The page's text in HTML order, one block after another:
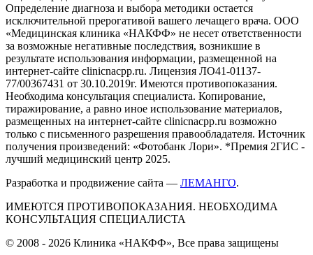
Определение диагноза и выбора методики остается
исключительной прерогативой вашего лечащего врача. ООО
«Медицинская клиника «НАКФФ» не несет ответственности
за возможные негативные последствия, возникшие в
результате использования информации, размещенной на
интернет-сайте clinicnacpp.ru. Лицензия ЛО41-01137-
77/00367431 от 30.10.2019г. Имеются противопоказания.
Необходима консультация специалиста. Копирование,
тиражирование, а равно иное использование материалов,
размещенных на интернет-сайте clinicnacpp.ru возможно
только с письменного разрешения правообладателя. Источник
получения произведений: «Фотобанк Лори». *Премия 2ГИС -
лучший медицинский центр 2025.
Разработка и продвижение сайта — ЛЕМАНГО.
ИМЕЮТСЯ ПРОТИВОПОКАЗАНИЯ. НЕОБХОДИМА
КОНСУЛЬТАЦИЯ СПЕЦИАЛИСТА
© 2008 - 2026 Клиника «НАКФФ», Все права защищены